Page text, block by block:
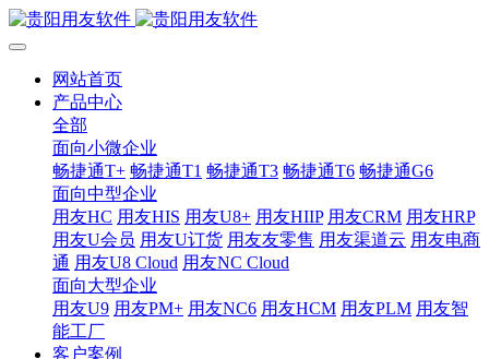
网站首页
产品中心
全部
面向小微企业
畅捷通T+ 畅捷通T1 畅捷通T3 畅捷通T6 畅捷通G6
面向中型企业
用友HC 用友HIS 用友U8+ 用友HIIP 用友CRM 用友HRP
用友U会员 用友U订货 用友友零售 用友渠道云 用友电商
通 用友U8 Cloud 用友NC Cloud
面向大型企业
用友U9 用友PM+ 用友NC6 用友HCM 用友PLM 用友智
能工厂
客户案例